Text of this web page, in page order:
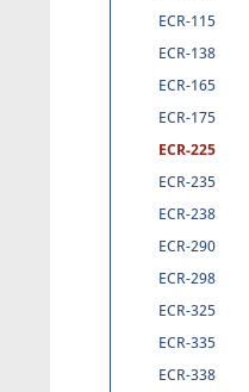
ECR-115
ECR-138
ECR-165
ECR-175
ECR-225
ECR-235
ECR-238
ECR-290
ECR-298
ECR-325
ECR-335
ECR-338